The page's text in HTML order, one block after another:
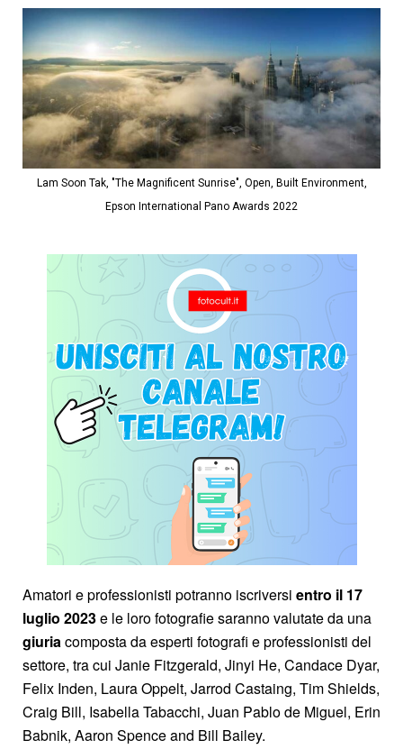
Lam Soon Tak, "The Magnificent Sunrise", Open, Built Environment,
Epson International Pano Awards 2022
Amatori e professionisti potranno iscriversi entro il 17
luglio 2023e le loro fotografie saranno valutate da una
giuriacomposta da esperti fotografi e professionisti del
settore, tra cui Janie Fitzgerald, Jinyi He, Candace Dyar,
Felix Inden, Laura Oppelt, Jarrod Castaing, Tim Shields,
Craig Bill, Isabella Tabacchi, Juan Pablo de Miguel, Erin
Babnik, Aaron Spence and Bill Bailey.